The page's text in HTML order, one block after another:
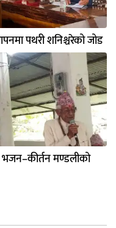
पथरी शनिश्चरेको जोड
भजन–कीर्तन मण्डलीको